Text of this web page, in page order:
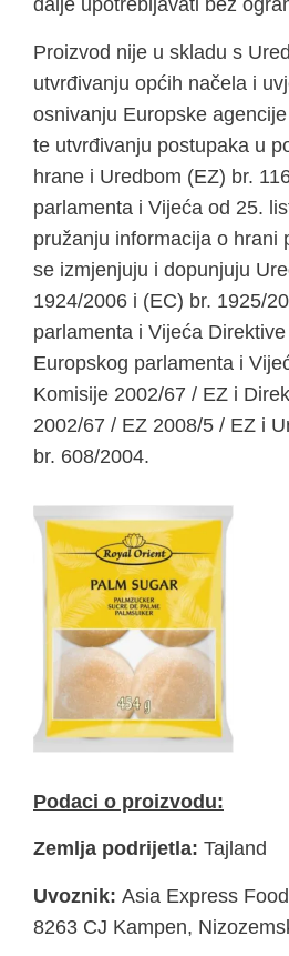
dalje upotrebljavati bez
Proizvod nije u skladu s
utvrđivanju općih načela i
osnivanju Europske
te utvrđivanju postupaka u
hrane i Uredbom (EZ) br.
parlamenta i Vijeća od 25.
pružanju informacija o hrani
se izmjenjuju i dopunjuju
1924/2006 i (EC) br. 1925/
parlamenta i Vijeća
Europskog parlamenta i
Komisije 2002/67 / EZ i
2002/67 / EZ 2008/5 / EZ i
br. 608/2004.
Podaci o proizvodu:
Zemlja podrijetla: Tajland
Uvoznik: Asia Express
8263 CJ Kampen,